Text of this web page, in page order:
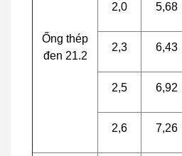
Ống thép
đen 21.2
2,0 5,68
2,3 6,43
2,5 6,92
2,6 7,26